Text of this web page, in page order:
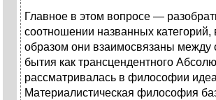
Главное в этом вопросе —
соотношении названных категорий,
образом они взаимосвязаны между
бытия как трансцендентного
рассматривалась в философии
Материалистическая философия